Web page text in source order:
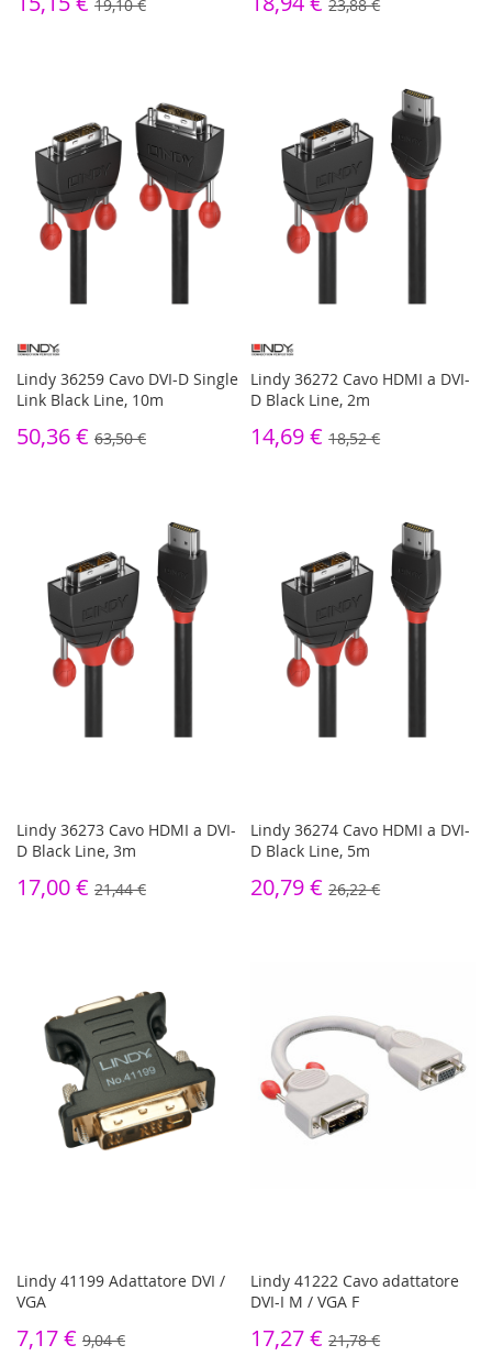
19,10 € 23,88 €
Lindy 36259 Cavo DVI-D Single
Link Black Line, 10m
50,36 € 63,50 €
Lindy 36272 Cavo HDMI a DVI-
D Black Line, 2m
14,69 € 18,52 €
Lindy 36273 Cavo HDMI a DVI-
D Black Line, 3m
17,00 € 21,44 €
Lindy 36274 Cavo HDMI a DVI-
D Black Line, 5m
20,79 € 26,22 €
Lindy 41199 Adattatore DVI /
VGA
7,17 € 9,04 €
Lindy 41222 Cavo adattatore
DVI-I M / VGA F
17,27 € 21,78 €